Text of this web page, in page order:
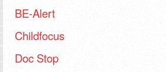
BE-Alert
Childfocus
Doc Stop